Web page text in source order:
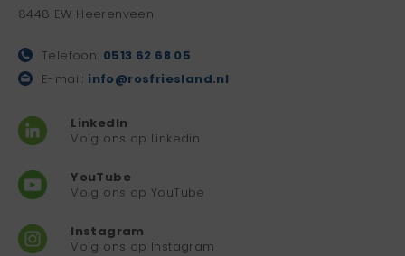
8448 EW Heerenveen
Telefoon: 0513 62 68 05
E-mail: info@rosfriesland.nl
LinkedIn
Volg ons op Linkedin
YouTube
Volg ons op YouTube
Instagram
Volg ons op Instagram